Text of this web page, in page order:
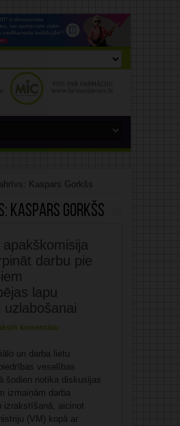
Kaspars Gorkšs
Kaspars Gorkšs
apakškomisija
darbu pie
lapu
uzlabošanai
komentāru
un darba lietu
veselības
šodien notika diskusijas
izmaiņām darba
izrakstīšanā, aicinot
(VM) kopā ar